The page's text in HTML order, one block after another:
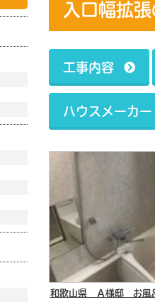
入口幅拡
工事内容
ハウスメーカー
和歌山県 Ａ様邸 お風